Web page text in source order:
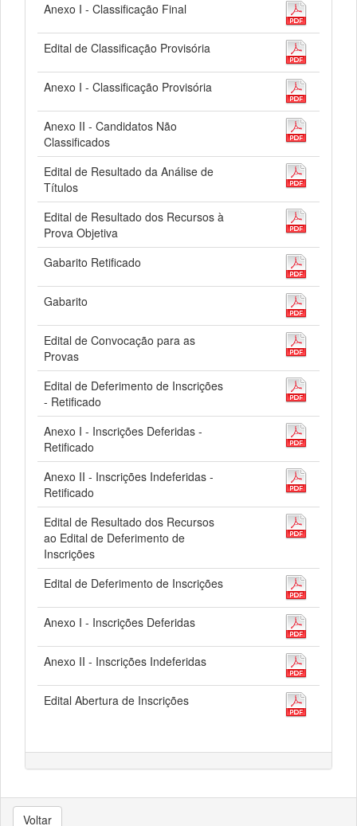
Anexo I - Classificação Final
Edital de Classificação Provisória
Anexo I - Classificação Provisória
Anexo II - Candidatos Não
Classificados
Edital de Resultado da Análise de
Títulos
Edital de Resultado dos Recursos à
Prova Objetiva
Gabarito Retificado
Gabarito
Edital de Convocação para as
Provas
Edital de Deferimento de Inscrições
- Retificado
Anexo I - Inscrições Deferidas -
Retificado
Anexo II - Inscrições Indeferidas -
Retificado
Edital de Resultado dos Recursos
ao Edital de Deferimento de
Inscrições
Edital de Deferimento de Inscrições
Anexo I - Inscrições Deferidas
Anexo II - Inscrições Indeferidas
Edital Abertura de Inscrições
Voltar